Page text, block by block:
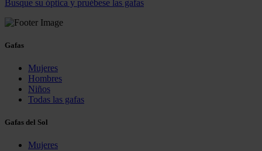
Busque su óptica y pruébese las gafas
Gafas
Mujeres
Hombres
Niños
Todas las gafas
Gafas del Sol
Mujeres